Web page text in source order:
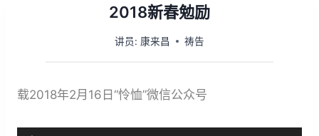
2018新春勉励
讲员: 康来昌 祷告
载2018年2月16日“怜恤”微信公众号